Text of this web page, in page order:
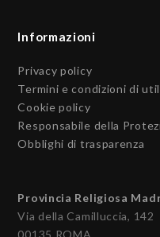
Informazioni
Privacy policy
Termini e condizioni di
Cookie policy
Responsabile della
Obblighi di trasparenza
Provincia Religiosa
Via della Camilluccia, 142